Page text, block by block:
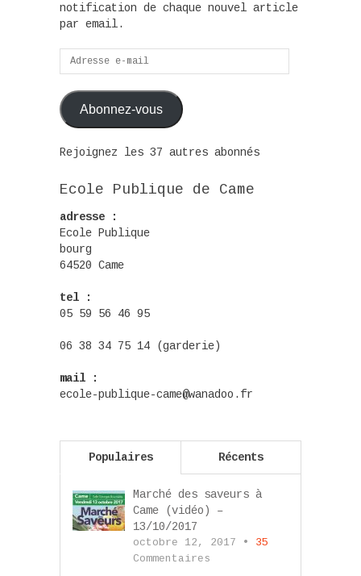
notification de chaque nouvel article
par email.
Adresse
e-
mail
Abonnez-vous
Rejoignez les 37 autres abonnés
Ecole Publique de Came
adresse :
Ecole Publique
bourg
64520 Came
tel :
05 59 56 46 95
06 38 34 75 14 (garderie)
mail :
ecole-publique-came@wanadoo.fr
Populaires Récents
Marché des saveurs à
Came (vidéo) –
13/10/2017
octobre 12, 2017 • 35
Commentaires